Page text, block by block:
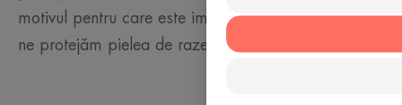
motivul pentru care este important să continuăm să
ne protejăm pielea de razele soarelui.